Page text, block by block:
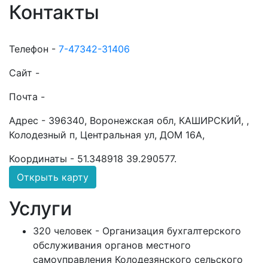
Контакты
Телефон - 7-47342-31406
Сайт -
Почта -
Адрес - 396340, Воронежская обл, КАШИРСКИЙ, ,
Колодезный п, Центральная ул, ДОМ 16А,
Координаты - 51.348918 39.290577.
Открыть карту
Услуги
320 человек - Организация бухгалтерского
обслуживания органов местного
самоуправления Колодезянского сельского